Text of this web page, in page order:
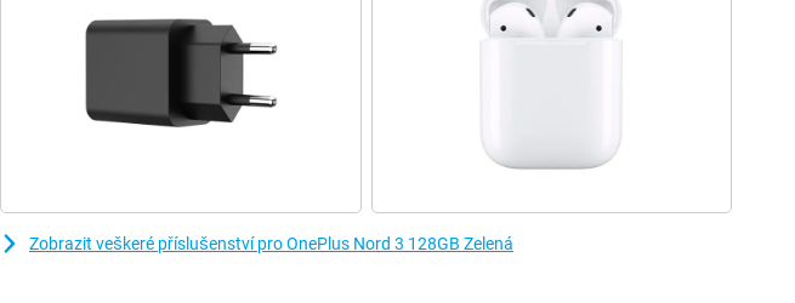
Zobrazit veškeré příslušenství pro OnePlus Nord 3 128GB Zelená